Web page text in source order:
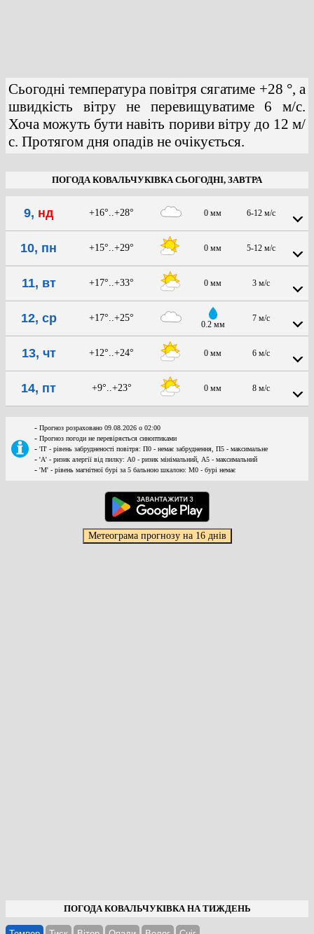
Сьогодні температура повітря сягатиме +28 °, а
швидкість вітру не перевищуватиме 6 м/с.
Хоча можуть бути навіть пориви вітру до 12 м/
с. Протягом дня опадів не очікується.
ПОГОДА КОВАЛЬЧУКІВКА СЬОГОДНІ, ЗАВТРА
9, нд +16°..+28° 0 мм 6-12 м/с
10, пн +15°..+29° 0 мм 5-12 м/с
11, вт +17°..+33° 0 мм 3 м/с
12, ср +17°..+25°
0.2 мм
7 м/с
13, чт +12°..+24° 0 мм 6 м/с
14, пт +9°..+23° 0 мм 8 м/с
- Прогноз розраховано 09.08.2026 о 02:00
- Прогноз погоди не перевіряється синоптиками
- 'П' - рівень забрудненості повітря: П0 - немає забруднення, П5 - максимальне
- 'А' - ризик алергії від пилку: А0 - ризик мінімальний, А5 - максимальний
- 'М' - рівень магнітної бурі за 5 бальною шкалою: M0 - бурі немає
ПОГОДА КОВАЛЬЧУКІВКА НА ТИЖДЕНЬ